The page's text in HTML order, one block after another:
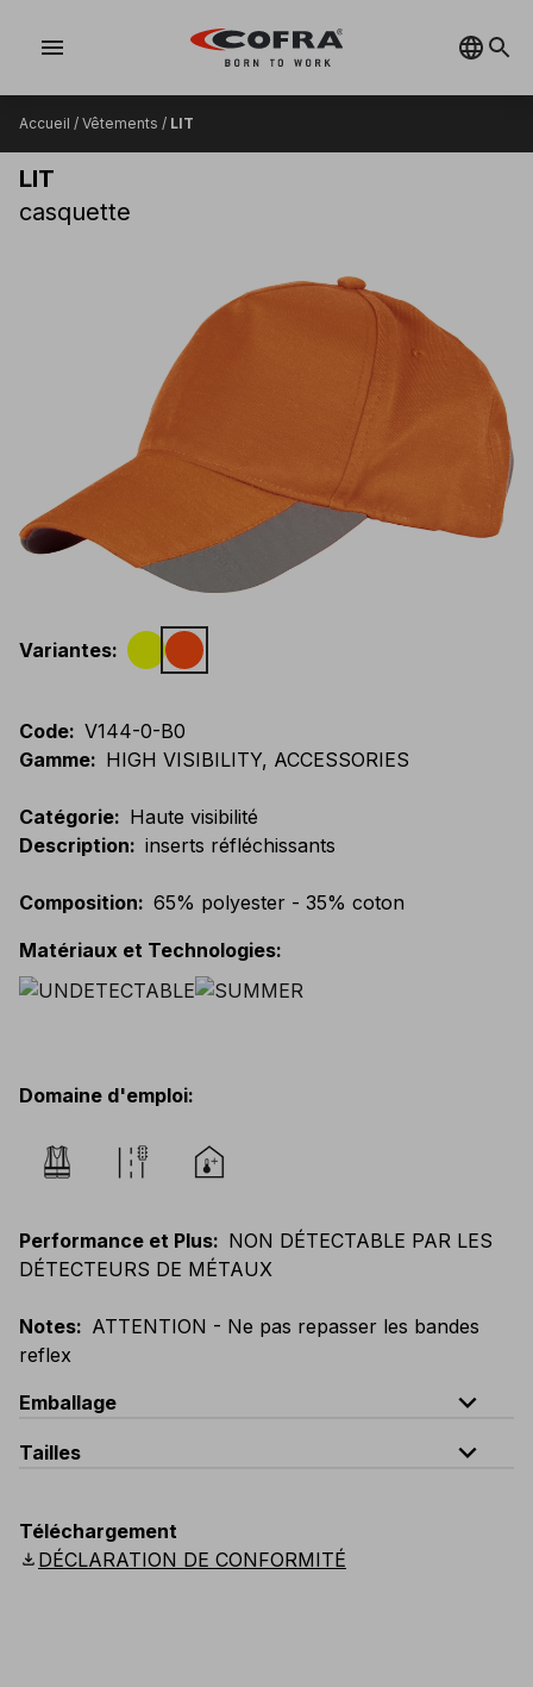
menu
Accueil / Vêtements / LIT
LIT
casquette
Variantes:
Code: V144-0-B0
Gamme: HIGH VISIBILITY, ACCESSORIES
Catégorie: Haute visibilité
Description: inserts réfléchissants
Composition: 65% polyester - 35% coton
Matériaux et Technologies:
Domaine d'emploi:
Performance et Plus: NON DÉTECTABLE PAR LES
DÉTECTEURS DE MÉTAUX
Notes: ATTENTION - Ne pas repasser les bandes
reflex
Emballage
expand_less
Tailles expand_less
Téléchargement
download DÉCLARATION DE CONFORMITÉ